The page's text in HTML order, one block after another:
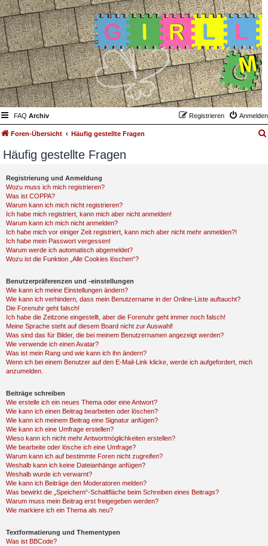
FAQ Archiv Anmelden
Registrieren
Foren-Übersicht Häufig gestellte Fragen
Häufig gestellte Fragen
Registrierung und Anmeldung
Wozu muss ich mich registrieren?
Was ist COPPA?
Warum kann ich mich nicht registrieren?
Ich habe mich registriert, kann mich aber nicht anmelden!
Warum kann ich mich nicht anmelden?
Ich habe mich vor einiger Zeit registriert, kann mich aber nicht mehr anmelden?!
Ich habe mein Passwort vergessen!
Warum werde ich automatisch abgemeldet?
Wozu ist die Funktion „Alle Cookies löschen“?
Benutzerpräferenzen und -einstellungen
Wie kann ich meine Einstellungen ändern?
Wie kann ich verhindern, dass mein Benutzername in der Online-Liste auftaucht?
Die Forenuhr geht falsch!
Ich habe die Zeitzone eingestellt, aber die Forenuhr geht immer noch falsch!
Meine Sprache steht auf diesem Board nicht zur Auswahl!
Was sind das für Bilder, die bei meinem Benutzernamen angezeigt werden?
Wie verwende ich einen Avatar?
Was ist mein Rang und wie kann ich ihn ändern?
Wenn ich bei einem Benutzer auf den E-Mail-Link klicke, werde ich aufgefordert, mich
anzumelden.
Beiträge schreiben
Wie erstelle ich ein neues Thema oder eine Antwort?
Wie kann ich einen Beitrag bearbeiten oder löschen?
Wie kann ich meinem Beitrag eine Signatur anfügen?
Wie kann ich eine Umfrage erstellen?
Wieso kann ich nicht mehr Antwortmöglichkeiten erstellen?
Wie bearbeite oder lösche ich eine Umfrage?
Warum kann ich auf bestimmte Foren nicht zugreifen?
Weshalb kann ich keine Dateianhänge anfügen?
Weshalb wurde ich verwarnt?
Wie kann ich Beiträge den Moderatoren melden?
Was bewirkt die „Speichern“-Schaltfläche beim Schreiben eines Beitrags?
Warum muss mein Beitrag erst freigegeben werden?
Wie markiere ich ein Thema als neu?
Textformatierung und Thementypen
Was ist BBCode?